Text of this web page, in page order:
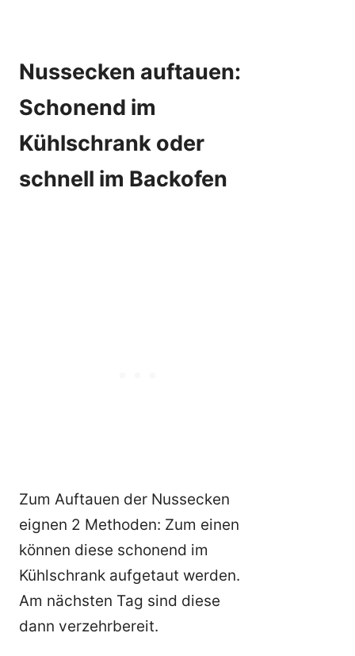
Nussecken auftauen:
Schonend im
Kühlschrank oder
schnell im Backofen
Zum Auftauen der Nussecken
eignen 2 Methoden: Zum einen
können diese schonend im
Kühlschrank aufgetaut werden.
Am nächsten Tag sind diese
dann verzehrbereit.